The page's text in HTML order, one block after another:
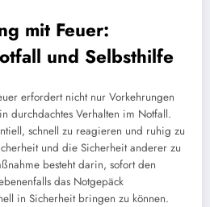
mit Feuer:
und Selbsthilfe
erfordert nicht nur Vorkehrungen
durchdachtes Verhalten im Notfall.
schnell zu reagieren und ruhig zu
und die Sicherheit anderer zu
besteht darin, sofort den
das Notgepäck
in Sicherheit bringen zu können.